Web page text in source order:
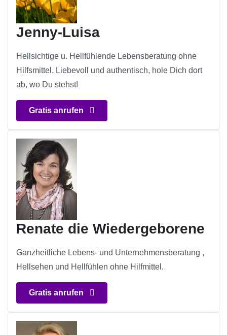
Jenny-Luisa
Hellsichtige u. Hellfühlende Lebensberatung ohne
Hilfsmittel. Liebevoll und authentisch, hole Dich dort
ab, wo Du stehst!
Gratis anrufen
Renate die Wiedergeborene
Ganzheitliche Lebens- und Unternehmensberatung ,
Hellsehen und Hellfühlen ohne Hilfmittel.
Gratis anrufen